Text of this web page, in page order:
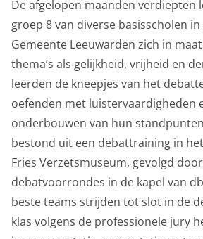
De afgelopen maanden verdiepten
groep 8 van diverse basisscholen
Gemeente Leeuwarden zich in
thema’s als gelijkheid, vrijheid en
leerden de kneepjes van het
oefenden met luistervaardigheden
onderbouwen van hun
bestond uit een debattraining in
Fries Verzetsmuseum, gevolgd door
debatvoorrondes in de kapel van
beste teams strijden tot slot in de
klas volgens de professionele jury
anoniem in beeld gebracht. Maakt
de functionaliteit van de website of
bijvoorbeeld taalinstellingen. Maakt
zoals cookies (web) of
gerelateerd aan analyse,
Analytische cookies
Marketing cookies
We gebruiken marketingcookies om
sturen waar je ook écht op zit te
aanbiedingen baseren we op wat je
bekijkt of op jouw persoonlijke